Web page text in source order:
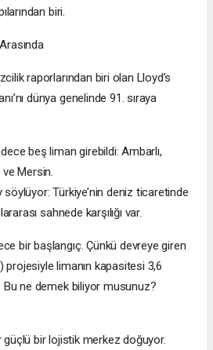
biri.
raporlarından biri olan Lloyd’s
dünya genelinde 91. sıraya
beş liman girebildi: Ambarlı,
Mersin.
Türkiye’nin deniz ticaretinde
sahnede karşılığı var.
bir başlangıç. Çünkü devreye giren
projesiyle limanın kapasitesi 3,6
Bu ne demek biliyor musunuz?
güçlü bir lojistik merkez doğuyor.